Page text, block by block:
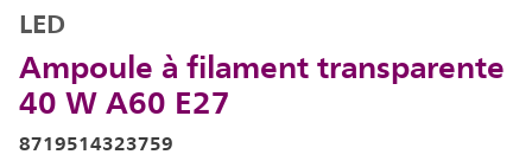
Ampoule à filament transparente
40 W A60 E27
LED
8719514323759